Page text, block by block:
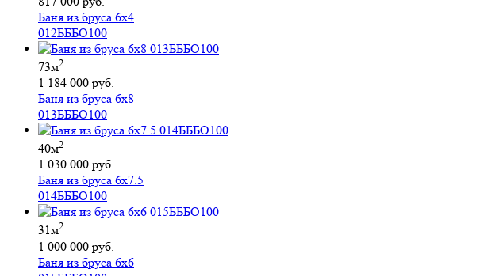
Баня из бруса 6х4
012БББО100
73м2
1 184 000 руб.
Баня из бруса 6х8
013БББО100
40м2
1 030 000 руб.
Баня из бруса 6х7.5
014БББО100
31м2
1 000 000 руб.
Баня из бруса 6х6